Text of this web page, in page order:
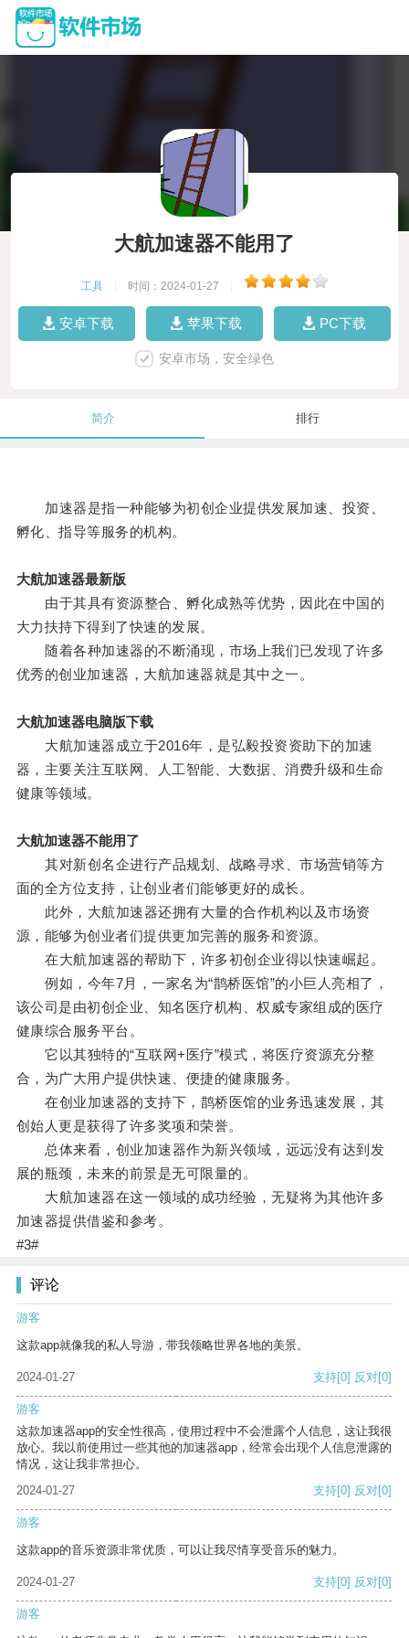
大航加速器不能用了
工具 时间：2024-01-27
安卓下载 苹果下载 PC下载
安卓市场，安全绿色
简介 排行
加速器是指一种能够为初创企业提供发展加速、投资、
孵化、指导等服务的机构。
大航加速器最新版
由于其具有资源整合、孵化成熟等优势，因此在中国的
大力扶持下得到了快速的发展。
随着各种加速器的不断涌现，市场上我们已发现了许多
优秀的创业加速器，大航加速器就是其中之一。
大航加速器电脑版下载
大航加速器成立于2016年，是弘毅投资资助下的加速
器，主要关注互联网、人工智能、大数据、消费升级和生命
健康等领域。
大航加速器不能用了
其对新创名企进行产品规划、战略寻求、市场营销等方
面的全方位支持，让创业者们能够更好的成长。
此外，大航加速器还拥有大量的合作机构以及市场资
源，能够为创业者们提供更加完善的服务和资源。
在大航加速器的帮助下，许多初创企业得以快速崛起。
例如，今年7月，一家名为“鹊桥医馆”的小巨人亮相了，
该公司是由初创企业、知名医疗机构、权威专家组成的医疗
健康综合服务平台。
它以其独特的“互联网+医疗”模式，将医疗资源充分整
合，为广大用户提供快速、便捷的健康服务。
在创业加速器的支持下，鹊桥医馆的业务迅速发展，其
创始人更是获得了许多奖项和荣誉。
总体来看，创业加速器作为新兴领域，远远没有达到发
展的瓶颈，未来的前景是无可限量的。
大航加速器在这一领域的成功经验，无疑将为其他许多
加速器提供借鉴和参考。
#3#
评论
游客
这款app就像我的私人导游，带我领略世界各地的美景。
2024-01-27 支持[0] 反对[0]
游客
这款加速器app的安全性很高，使用过程中不会泄露个人信息，这让我很
放心。我以前使用过一些其他的加速器app，经常会出现个人信息泄露的
情况，这让我非常担心。
2024-01-27
支持[0] 反对[0]
游客
这款app的音乐资源非常优质，可以让我尽情享受音乐的魅力。
2024-01-27 支持[0] 反对[0]
游客